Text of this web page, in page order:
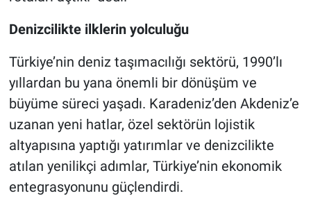
Denizcilikte ilklerin yolculuğu
Türkiye’nin deniz taşımacılığı sektörü, 1990’lı
yıllardan bu yana önemli bir dönüşüm ve
büyüme süreci yaşadı. Karadeniz’den Akdeniz’e
uzanan yeni hatlar, özel sektörün lojistik
altyapısına yaptığı yatırımlar ve denizcilikte
atılan yenilikçi adımlar, Türkiye’nin ekonomik
entegrasyonunu güçlendirdi.